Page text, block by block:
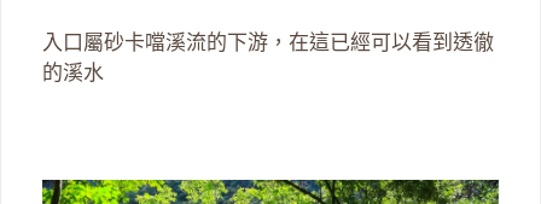
入口屬砂卡噹溪流的下游，在這已經可以看到透徹
的溪水